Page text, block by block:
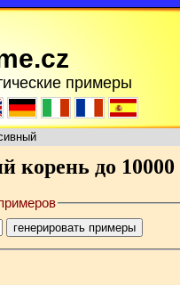
примеры
корень до 10000